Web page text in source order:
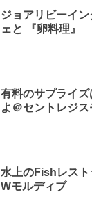
ジョアリビーイ
ェと 『卵料理』
有料のサプライ
よ＠セントレジ
水上のFishレス
Wモルディブ